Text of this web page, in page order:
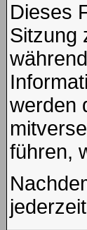
Dieses
Sitzung
werden
führen,